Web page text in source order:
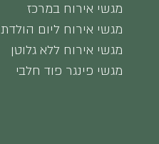
מגשי אירוח במרכז
מגשי אירוח ליום הולדת
מגשי אירוח ללא גלוטן
מגשי פינגר פוד חלבי